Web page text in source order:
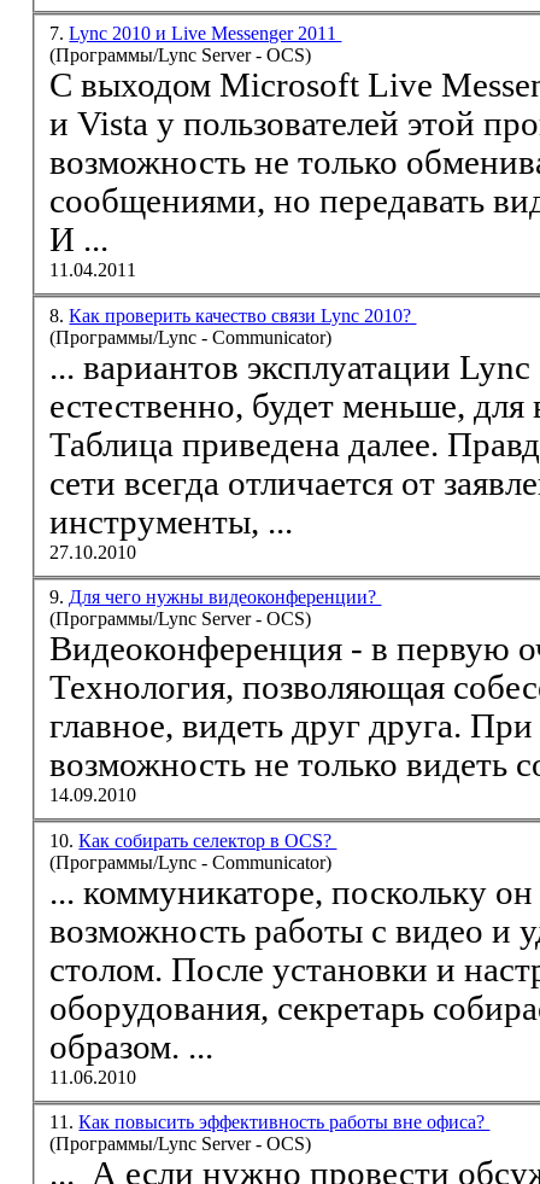
7.Lync 2010 и Live Messenger 2011
(Программы/Lync Server - OCS)
С выходом Microsoft Live
и Vista у пользователей этой программы появилась
возможность не только обмениваться
сообщениями, но передавать
И ...
11.04.2011
8.Как проверить качество связи Lync 2010?
(Программы/Lync - Communicator)
... вариантов эксплуатации Lync
естественно, будет меньше, для
Таблица приведена далее. Правда реальная скорость
сети всегда отличается от
инструменты, ...
27.10.2010
9. Для чего нужны видеоконференции?
(Программы/Lync Server - OCS)
Видеоконференция - в первую очередь, это - технология.
Технология, позволяющая
главное, видеть друг друга. При этом часто
возможность не только видеть
14.09.2010
10.Как собирать селектор в OCS?
(Программы/Lync - Communicator)
... коммуникаторе, поскольку
возможность работы свидео и
столом. После установки и
оборудования, секретарь
образом. ...
11.06.2010
11.Как повысить эффективность работы вне офиса?
(Программы/Lync Server - OCS)
... А если нужно провести